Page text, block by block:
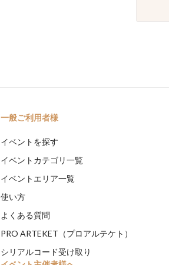
一般ご利用者様
イベントを探す
イベントカテゴリ一覧
イベントエリア一覧
使い方
よくある質問
PRO ARTEKET（プロアルテケト）
シリアルコード受け取り